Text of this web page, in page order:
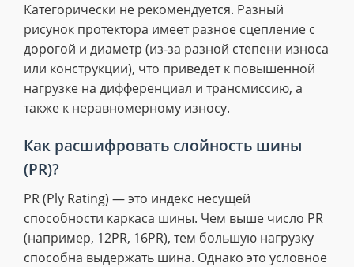
Категорически не рекомендуется. Разный
рисунок протектора имеет разное сцепление с
дорогой и диаметр (из-за разной степени износа
или конструкции), что приведет к повышенной
нагрузке на дифференциал и трансмиссию, а
также к неравномерному износу.
Как расшифровать слойность шины
(PR)?
PR (Ply Rating) — это индекс несущей
способности каркаса шины. Чем выше число PR
(например, 12PR, 16PR), тем большую нагрузку
способна выдержать шина. Однако это условное